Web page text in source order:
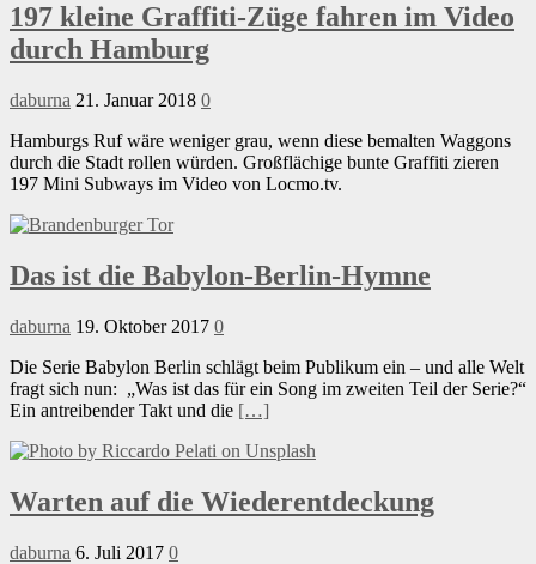
197 kleine Graffiti-Züge fahren im Video
durch Hamburg
daburna 21. Januar 2018 0
Hamburgs Ruf wäre weniger grau, wenn diese bemalten Waggons
durch die Stadt rollen würden. Großflächige bunte Graffiti zieren
197 Mini Subways im Video von Locmo.tv.
Das ist die Babylon-Berlin-Hymne
daburna 19. Oktober 2017 0
Die Serie Babylon Berlin schlägt beim Publikum ein – und alle Welt
fragt sich nun: „Was ist das für ein Song im zweiten Teil der Serie?“
Ein antreibender Takt und die […]
Warten auf die Wiederentdeckung
daburna 6. Juli 2017 0